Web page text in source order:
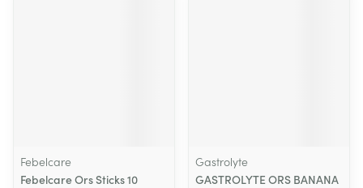
Febelcare
Febelcare Ors Sticks 10
Gastrolyte
GASTROLYTE ORS BANANA